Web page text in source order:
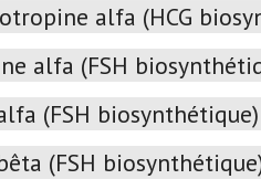
alfa (HCG
alfa (FSH
(FSH biosynthétique)
(FSH